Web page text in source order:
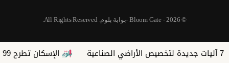
© 2026 - Bloom Gate -بوابة بلوم. All Rights Reserved.
الإسكان تطرح 99 فرصة استثمارية بالمدن الجديدة وتتلقى 204 طلبات أجنبية